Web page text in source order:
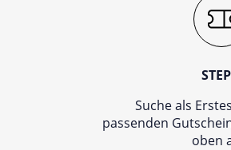
Suche als
passenden
oben